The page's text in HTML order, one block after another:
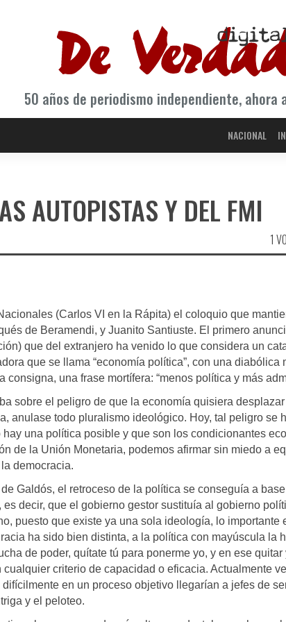
50 años de periodismo independiente, ahora
NACIONAL
AUTOPISTAS Y DEL FMI
1
(Carlos VI en la Rápita) el coloquio que
de Beramendi, y Juanito Santiuste. El primero
que del extranjero ha venido lo que considera un
que se llama “economía política”, con una diabólica
consigna, una frase mortífera: “menos política y más
sobre el peligro de que la economía quisiera
anulase todo pluralismo ideológico. Hoy, tal peligro se
una política posible y que son los condicionantes
de la Unión Monetaria, podemos afirmar sin miedo a
democracia.
Galdós, el retroceso de la política se conseguía a base
decir, que el gobierno gestor sustituía al gobierno
puesto que existe ya una sola ideología, lo importante
ha sido bien distinta, a la política con mayúscula la
de poder, quítate tú para ponerme yo, y en ese
criterio de capacidad o eficacia. Actualmente
en un proceso objetivo llegarían a jefes de
y el peloteo.